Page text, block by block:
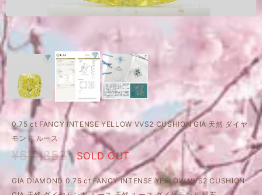
0.75 ct FANCY INTENSE YELLOW VVS2 CUSHION GIA 天然 ダイヤ
モンド ルース
¥611,852 SOLD OUT
GIA DIAMOND 0.75 ct FANCY INTENSE YELLOW VVS2 CUSHION